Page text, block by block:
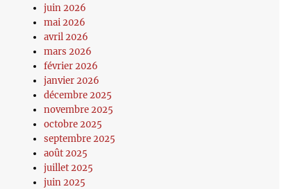
juin 2026
mai 2026
avril 2026
mars 2026
février 2026
janvier 2026
décembre 2025
novembre 2025
octobre 2025
septembre 2025
août 2025
juillet 2025
juin 2025